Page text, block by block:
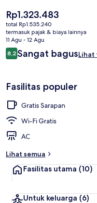
Harga
saat
ini
Rp1.323.483
Rp1.323.483
total Rp1.535.240
termasuk pajak & biaya lainnya
11 Agu - 12 Agu
Ulasan
8,28,2 dari 10
Sangat bagusLihat
Fasilitas populer
Gratis Sarapan
Wi-Fi Gratis
AC
Lihat semua
Fasilitas utama (10)
Untuk keluarga (6)